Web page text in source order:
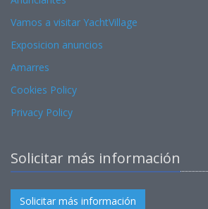
Vamos a visitar YachtVillage
Exposicion anuncios
Amarres
Cookies Policy
Privacy Policy
Solicitar más información
Solicitar más información